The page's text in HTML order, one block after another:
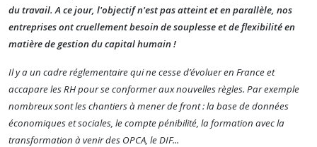
du travail. A ce jour, l'objectif n'est pas atteint et en parallèle, nos
entreprises ont cruellement besoin de souplesse et de flexibilité en
matière de gestion du capital humain !
Il y a un cadre réglementaire qui ne cesse d’évoluer en France et
accapare les RH pour se conformer aux nouvelles règles. Par exemple
nombreux sont les chantiers à mener de front :la base de données
économiques et sociales, le compte pénibilité, la formation avec la
transformation à venir des OPCA, le DIF...